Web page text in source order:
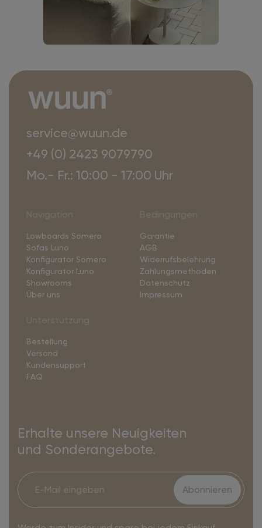
service@wuun.de
+49 (0) 2423 9079790
Mo.- Fr.: 10:00 - 17:00 Uhr
Lowboards Somero
Sofas Luno
Konfigurator Somero
Konfigurator Luno
Showrooms
Über uns
Garantie
AGB
Widerrufsbelehrung
Zahlungsmethoden
Datenschutz
Impressum
Bestellung
Versand
Kundensupport
FAQ
Erhalte unsere Neuigkeiten
und Sonderangebote.
Abonnieren